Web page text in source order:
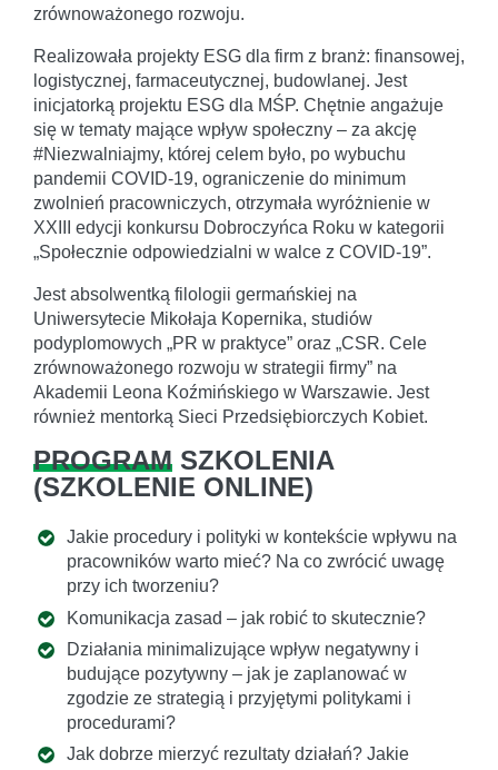
zrównoważonego rozwoju.
Realizowała projekty ESG dla firm z branż: finansowej,
logistycznej, farmaceutycznej, budowlanej. Jest
inicjatorką projektu ESG dla MŚP. Chętnie angażuje
się w tematy mające wpływ społeczny – za akcję
#Niezwalniajmy, której celem było, po wybuchu
pandemii COVID-19, ograniczenie do minimum
zwolnień pracowniczych, otrzymała wyróżnienie w
XXIII edycji konkursu Dobroczyńca Roku w kategorii
„Społecznie odpowiedzialni w walce z COVID-19”.
Jest absolwentką filologii germańskiej na
Uniwersytecie Mikołaja Kopernika, studiów
podyplomowych „PR w praktyce” oraz „CSR. Cele
zrównoważonego rozwoju w strategii firmy” na
Akademii Leona Koźmińskiego w Warszawie. Jest
również mentorką Sieci Przedsiębiorczych Kobiet.
PROGRAM SZKOLENIA
(SZKOLENIE ONLINE)
Jakie procedury i polityki w kontekście wpływu na
pracowników warto mieć? Na co zwrócić uwagę
przy ich tworzeniu?
Komunikacja zasad – jak robić to skutecznie?
Działania minimalizujące wpływ negatywny i
budujące pozytywny – jak je zaplanować w
zgodzie ze strategią i przyjętymi politykami i
procedurami?
Jak dobrze mierzyć rezultaty działań? Jakie